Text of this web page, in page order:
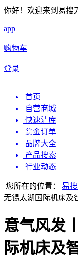
你好！欢迎来到易搜
app
购物车
登录
首页
自营商城
快速清库
赏金订单
品牌大全
产品搜索
行业动态
您所在的位置： 易
无锡太湖国际机床及
意气风发
际机床及